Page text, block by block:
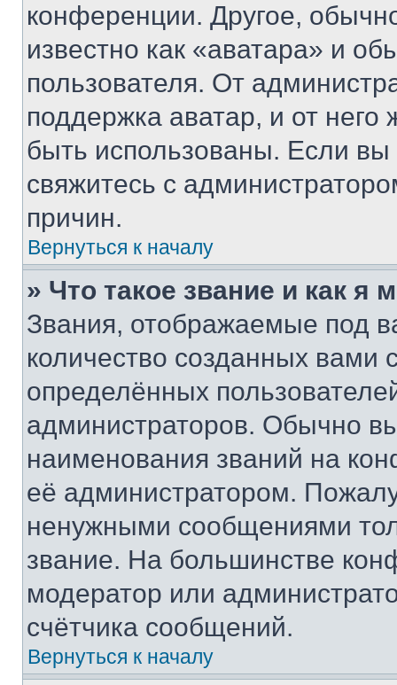
конференции. Другое,
известно как «аватара» и
пользователя. От
поддержка аватар, и от него
быть использованы. Если
свяжитесь с
причин.
Вернуться к началу
» Что такое звание и как я
Звания, отображаемые под
количество созданных
определённых
администраторов. Обычно
наименования званий на
её администратором.
ненужными сообщениями
звание. На большинстве
модератор или
счётчика сообщений.
Вернуться к началу